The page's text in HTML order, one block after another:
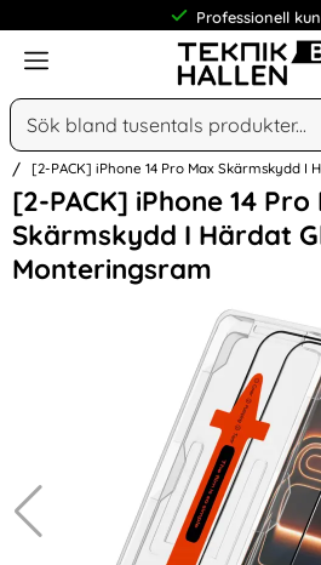
Professionell
Meny
Sök
Sök
[2-PACK] iPhone 14 Pro Max Skärmskydd I
[2-PACK] iPhone 14 Pro
Skärmskydd I Härdat
Monteringsram
Hoppa
över
Bilder